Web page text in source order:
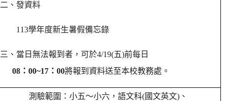
二、發資料
113學年度新生暑假備忘錄
三、當日無法報到者，可於4/19(五)前每日
08：00~17：00將報到資料送至本校教務處。
測驗範圍：小五～小六，語文科(國文英文)、